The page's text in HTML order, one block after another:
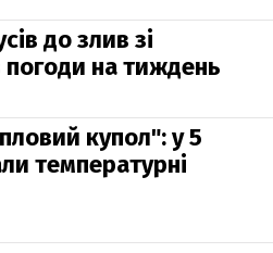
до злив зі
на тиждень
купол": у 5
температурні